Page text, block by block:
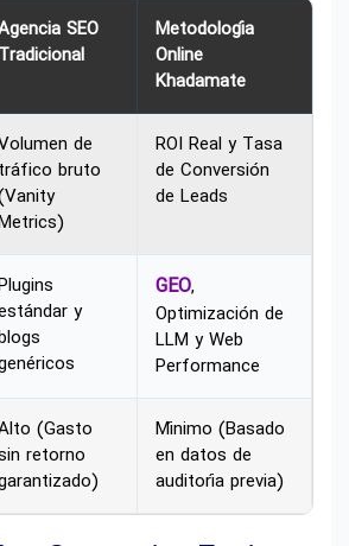
SEO
Tradicional
Metodología
Online
Khadamate
de
tráfico bruto
ROI Real y Tasa
de Conversión
de Leads
y
GEO,
Optimización de
LLM y Web
Performance
(Gasto
retorno
Mínimo (Basado
en datos de
auditoría previa)